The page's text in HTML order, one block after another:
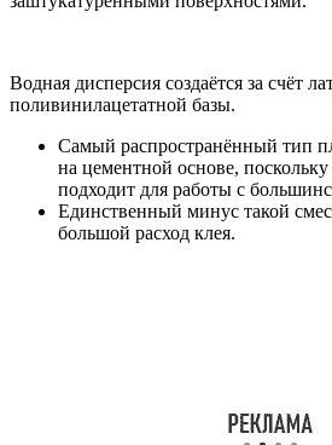
Водная дисперсия создаётся за счёт
поливинилацетатной базы.
Самый распространённый тип
на цементной основе,
подходит для работы с
Единственный минус такой
большой расход клея.